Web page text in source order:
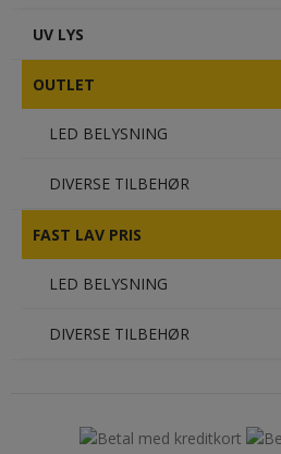
UV LYS
OUTLET
LED BELYSNING
DIVERSE TILBEHØR
FAST LAV PRIS
LED BELYSNING
DIVERSE TILBEHØR